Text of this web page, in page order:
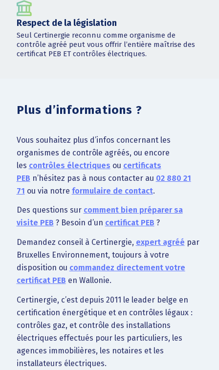
Respect de la législation
Seul Certinergie reconnu comme organisme de
contrôle agréé peut vous offrir l’entière maîtrise des
certificat PEB ET contrôles électriques.
Plus d’informations ?
Vous souhaitez plus d’infos concernant les
organismes de contrôle agréés, ou encore
les contrôles électriques ou certificats
PEB n’hésitez pas à nous contacter au 02 880 21
71 ou via notre formulaire de contact.
Des questions sur comment bien préparer sa
visite PEB ? Besoin d’un certificat PEB ?
Demandez conseil à Certinergie, expert agréé par
Bruxelles Environnement, toujours à votre
disposition ou commandez directement votre
certificat PEB en Wallonie.
Certinergie, c’est depuis 2011 le leader belge en
certification énergétique et en contrôles légaux :
contrôles gaz, et contrôle des installations
électriques effectués pour les particuliers, les
agences immobilières, les notaires et les
installateurs électriques.